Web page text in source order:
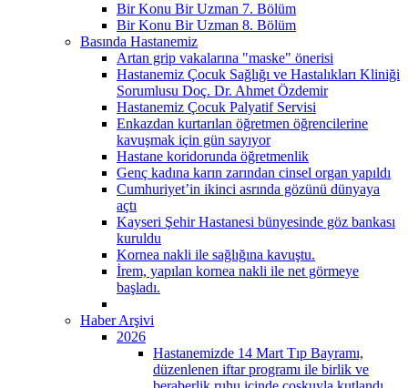
Bir Konu Bir Uzman 7. Bölüm
Bir Konu Bir Uzman 8. Bölüm
Basında Hastanemiz
Artan grip vakalarına "maske" önerisi
Hastanemiz Çocuk Sağlığı ve Hastalıkları Kliniği
Sorumlusu Doç. Dr. Ahmet Özdemir
Hastanemiz Çocuk Palyatif Servisi
Enkazdan kurtarılan öğretmen öğrencilerine
kavuşmak için gün sayıyor
Hastane koridorunda öğretmenlik
Genç kadına karın zarından cinsel organ yapıldı
Cumhuriyet’in ikinci asrında gözünü dünyaya
açtı
Kayseri Şehir Hastanesi bünyesinde göz bankası
kuruldu
Kornea nakli ile sağlığına kavuştu.
İrem, yapılan kornea nakli ile net görmeye
başladı.
Haber Arşivi
2026
Hastanemizde 14 Mart Tıp Bayramı,
düzenlenen iftar programı ile birlik ve